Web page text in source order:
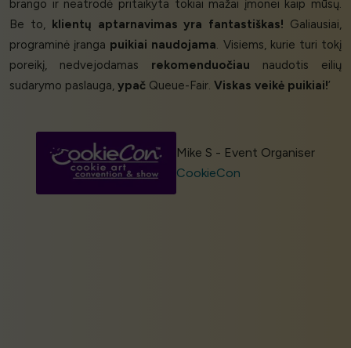
brango ir neatrodė pritaikyta tokiai mažai įmonei kaip mūsų.
Be to, klientų aptarnavimas yra fantastiškas! Galiausiai,
programinė įranga puikiai naudojama. Visiems, kurie turi tokį
poreikį, nedvejodamas rekomenduočiau naudotis eilių
sudarymo paslauga, ypač Queue-Fair. Viskas veikė puikiai!’
Mike S - Event Organiser
CookieCon